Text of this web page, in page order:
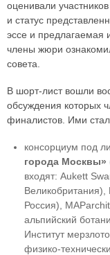
оценивали
и статус
эссе и предлагаемая
члены жюри
совета.
В шорт-лист вошли
обсуждения которых
финалистов. Ими
консорциум под
города Москвы»
входят: Aukett
Великобритания),
Россия),
альпийский
Институт
физико-